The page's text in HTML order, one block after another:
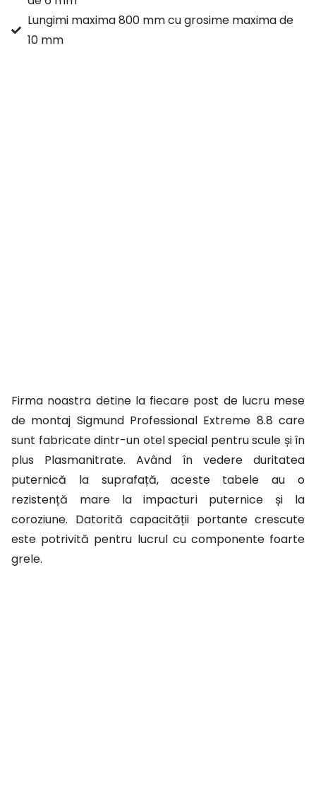
Lungimi maxima 800 mm cu grosime maxima de
10 mm
Firma noastra detine la fiecare post de lucru mese
de montaj Sigmund Professional Extreme 8.8 care
sunt fabricate dintr-un otel special pentru scule și în
plus Plasmanitrate. Având în vedere duritatea
puternică la suprafață, aceste tabele au o
rezistență mare la impacturi puternice și la
coroziune. Datorită capacității portante crescute
este potrivită pentru lucrul cu componente foarte
grele.